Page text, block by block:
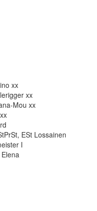
xx
xx
Mou xx
ESt Lossainen
I